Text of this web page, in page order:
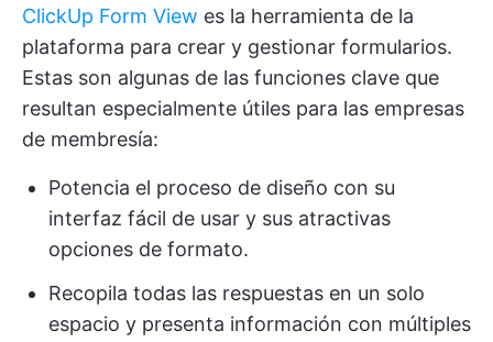
ClickUp Form View es la herramienta de la
plataforma para crear y gestionar formularios.
Estas son algunas de las funciones clave que
resultan especialmente útiles para las empresas
de membresía:
Potencia el proceso de diseño con su
interfaz fácil de usar y sus atractivas
opciones de formato.
Recopila todas las respuestas en un solo
espacio y presenta información con múltiples